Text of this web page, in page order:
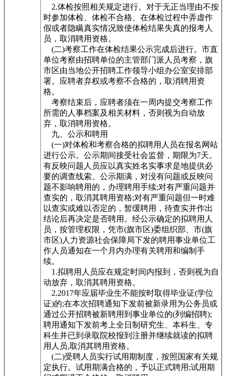
2.体检按照相关规定进行。对于无正当理由不按
时参加体检、体检不合格、在体检过程中弄虚作
假或者隐瞒真实情况致使体检结果失真的报考人
员，取消聘用资格。
(二)考察工作在体检结果公示完成后进行。市直
单位考察由招聘单位的主管部门派人员考察，旗
市区由当地公开招聘工作领导小组办公室安排部
署。应聘者弃权或考察不合格的，取消聘用资
格。
考察结束后，应聘者须在一周内提交考察工作
所需的人事档案及相关材料，否则视为自动放
弃，取消聘用资格。
九、公示和聘用
(一)对体检和考察合格的拟聘用人员在报名网站
进行公示。公示期间接受社会监督，期限为7天。
有反映问题人员应以真实姓名实事求是地提供必
要的调查线索。公示期满，对没有问题或反映问
题不影响聘用的，办理聘用手续;对有严重问题并
查实的，取消其聘用资格;对有严重问题但一时难
以查实或难以否定的，暂缓聘用，待查实并作出
结论后再决定是否聘用。经公示确定的拟聘用人
员，按管理权限，凭市(旗市区)委组织部、市(旗
市区)人力资源社会保障局下发的聘用事业单位工
作人员通知在一个月内办理有关聘用和编制手
续。
1.拟聘用人员应在规定时间内报到，否则视为自
动放弃，取消其聘用资格。
2.2017年应届毕业生不能按时取得毕业证(学位
证)的;在本次招聘通知下发前被新录用为公务员或
通过公开招聘被新聘用到事业单位的(列编招聘);
聘用通知下发前考上全日制研究生、本科生、专
科生并已到录取院校报到注册并继续就读的拟聘
用人员,取消其聘用资格。
(二)受聘人员实行试用期制度，按照国家有关规
定执行。试用期满合格的，予以正式聘用;试用期